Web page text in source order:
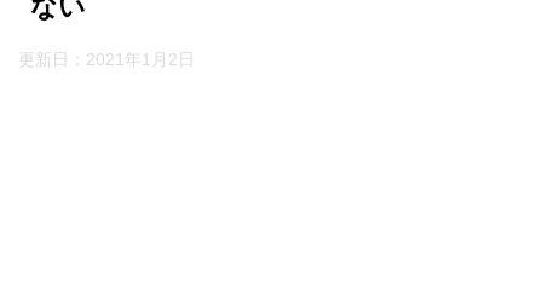
ない
更新日： 2021年1月2日